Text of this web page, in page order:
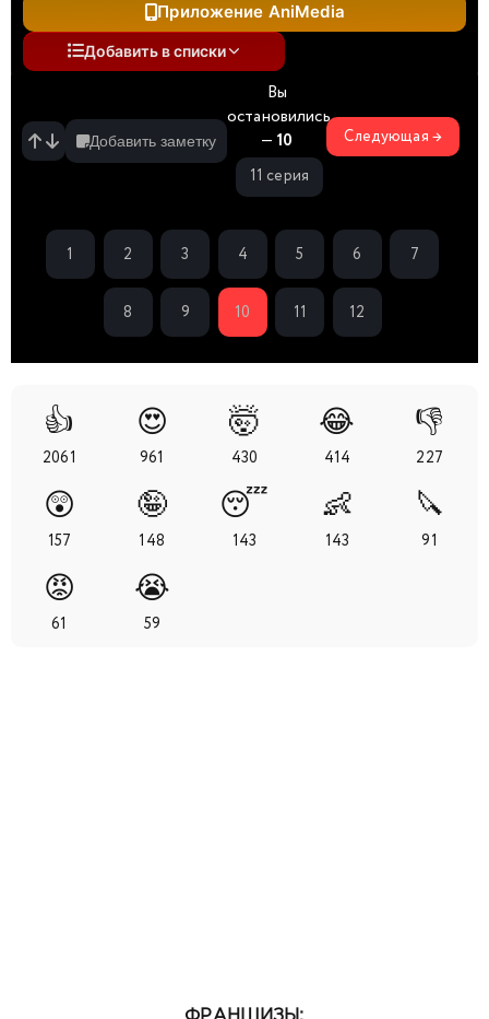
Приложение AniMedia
Добавить в списки
Добавить заметку
Вы
остановились
— 10
11 серия
Следующая →
1 2 3 4 5 6 7
8 9 10 11 12
👍
2061
😍
961
🤯
430
😂
414
👎
227
😲
157
🤪
148
😴
143
👶
143
🔪
91
😡
61
😭
59